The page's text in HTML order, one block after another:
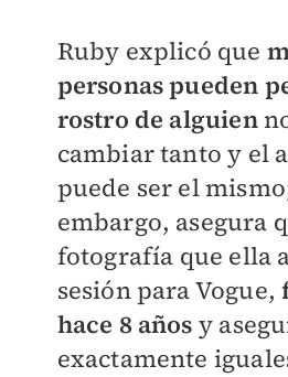
Ruby explicó que
personas pueden
rostro de alguien
cambiar tanto y el
puede ser el
embargo, asegura
fotografía que ella
sesión para Vogue,
hace 8 años y
exactamente